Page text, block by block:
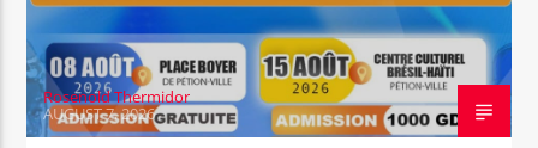
Rosenold Thermidor
AUGUST 7, 2026